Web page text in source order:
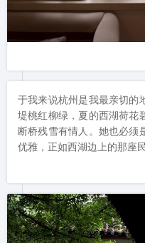
于我来说杭州是我最亲切的
堤桃红柳绿，夏的西湖荷花
断桥残雪有情人。她也必须
优雅，正如西湖边上的那座